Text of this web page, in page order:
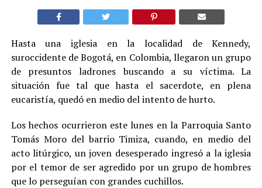
Hasta una iglesia en la localidad de Kennedy,
suroccidente de Bogotá, en Colombia, llegaron un grupo
de presuntos ladrones buscando a su víctima. La
situación fue tal que hasta el sacerdote, en plena
eucaristía, quedó en medio del intento de hurto.
Los hechos ocurrieron este lunes en la Parroquia Santo
Tomás Moro del barrio Timiza, cuando, en medio del
acto litúrgico, un joven desesperado ingresó a la iglesia
por el temor de ser agredido por un grupo de hombres
que lo perseguían con grandes cuchillos.